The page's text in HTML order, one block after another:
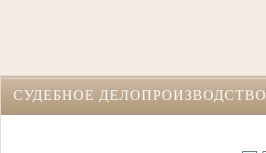
СУДЕБНОЕ ДЕЛОПРОИЗВОДСТВО